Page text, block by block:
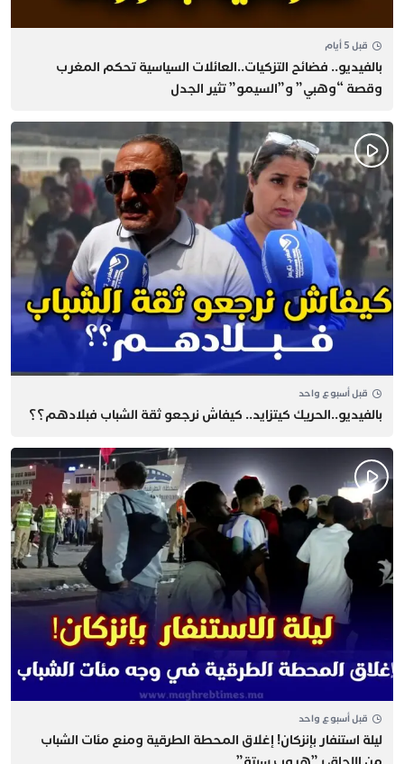
قبل 5 أيام
بالفيديو.. فضائح التزكيات..العائلات السياسية تحكم المغرب
وقصة “وهبي” و”السيمو” تثير الجدل
قبل أسبوع واحد
بالفيديو..الحريك كيتزايد.. كيفاش نرجعو ثقة الشباب فبلادهم؟؟
قبل أسبوع واحد
​ليلة استنفار بإنزكان! إغلاق المحطة الطرقية ومنع مئات الشباب